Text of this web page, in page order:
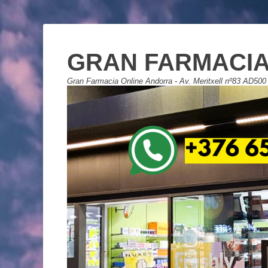
GRAN
Gran Farmacia Online Andorra - Av. Meritxell nº83